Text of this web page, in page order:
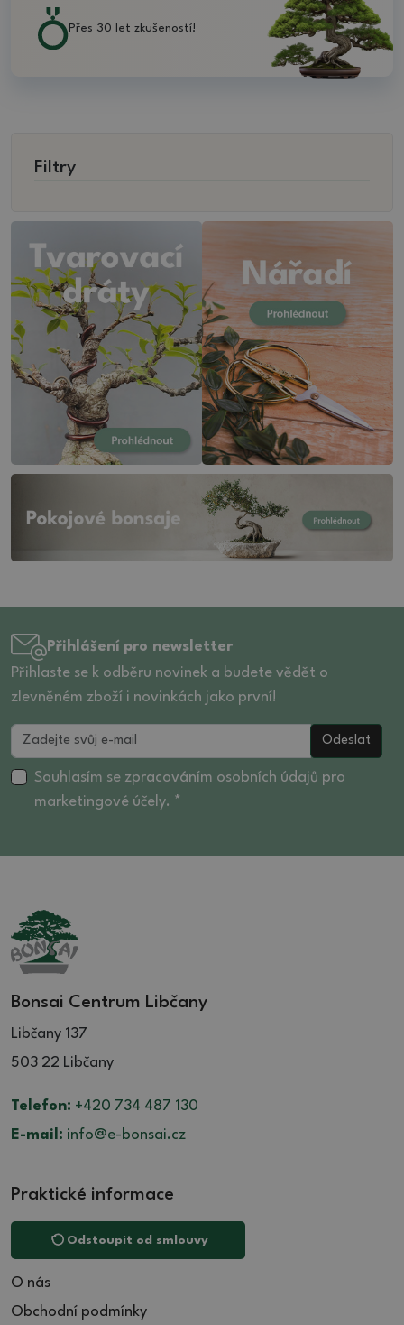
Filtry
Přes 30 let zkušeností!
Přihlášení pro newsletter
Přihlaste se k odběru novinek a budete vědět o
zlevněném zboží i novinkách jako první!
Odeslat
Souhlasím se zpracováním osobních údajů pro
marketingové účely. *
Bonsai Centrum Libčany
Libčany 137
503 22 Libčany
Telefon: +420 734 487 130
E-mail: info@e-bonsai.cz
Praktické informace
Odstoupit od smlouvy
O nás
Obchodní podmínky